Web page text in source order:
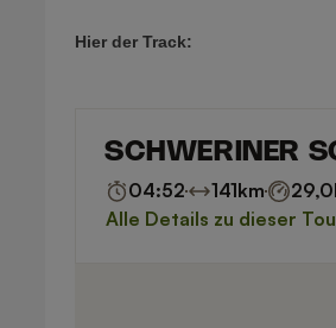
Hier der Track: